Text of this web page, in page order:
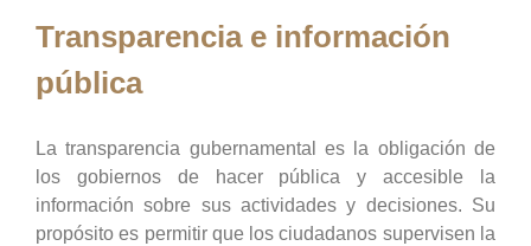
Transparencia e información
pública
La transparencia gubernamental es la obligación de
los gobiernos de hacer pública y accesible la
información sobre sus actividades y decisiones. Su
propósito es permitir que los ciudadanos supervisen la